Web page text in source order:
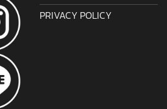
PRIVACY POLICY